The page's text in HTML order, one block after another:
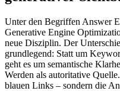
Unter den Begriffen Answer
Generative Engine
neue Disziplin. Der
grundlegend: Statt um
geht es um semantische
Werden als autoritative
blauen Links – sondern die